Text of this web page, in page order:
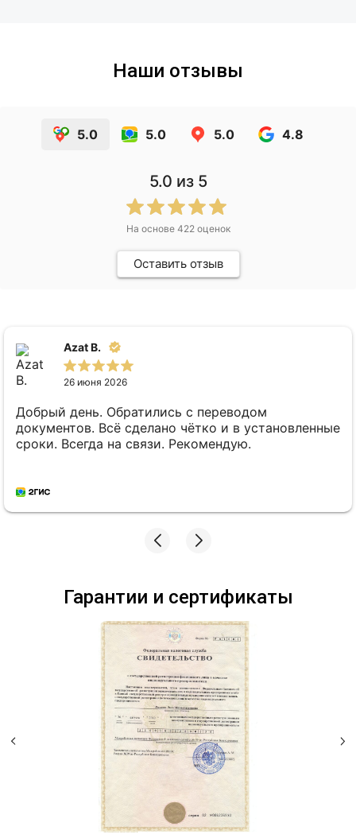
Наши отзывы
5.0 5.0 5.0 4.8
5.0 из 5
На основе 422оценок
Оставить отзыв
Azat B.
26 июня 2026
Добрый день. Обратились с переводом
документов. Всё сделано чётко и в установленные
сроки. Всегда на связи. Рекомендую.
Гарантии и сертификаты